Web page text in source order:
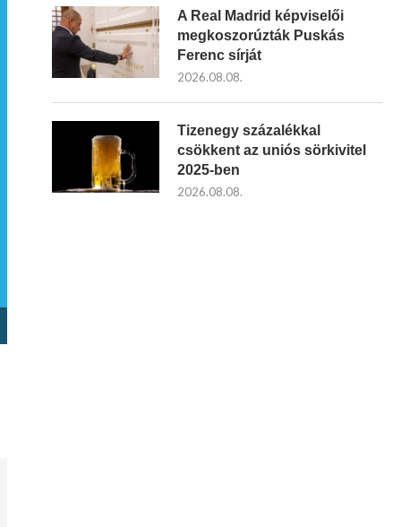
A Real Madrid képviselői
megkoszorúzták Puskás
Ferenc sírját
2026.08.08.
Tizenegy százalékkal
csökkent az uniós sörkivitel
2025-ben
2026.08.08.